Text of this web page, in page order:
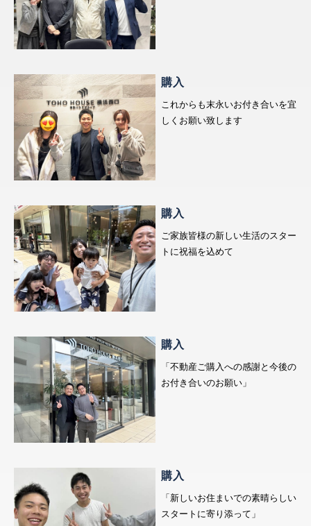
購入
これからも末永いお付き合いを宜
しくお願い致します
購入
ご家族皆様の新しい生活のスター
トに祝福を込めて
購入
「不動産ご購入への感謝と今後の
お付き合いのお願い」
購入
「新しいお住まいでの素晴らしい
スタートに寄り添って」